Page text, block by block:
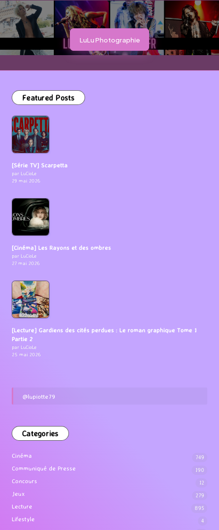
LuLu Photographie
Featured Posts
[Série TV] Scarpetta
par LuCioLe
29 mai 2026
[Cinéma] Les Rayons et des ombres
par LuCioLe
27 mai 2026
[Lecture] Gardiens des cités perdues : Le roman graphique Tome 1
Partie 2
par LuCioLe
25 mai 2026
@lupiotte79
Categories
Cinéma 749
Communiqué de Presse 190
Concours 12
Jeux 279
Lecture 895
Lifestyle 4